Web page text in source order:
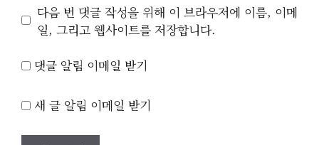
트
다음 번 댓글 작성을 위해 이 브라우저에 이름, 이메
일, 그리고 웹사이트를 저장합니다.
댓글 알림 이메일 받기
새 글 알림 이메일 받기